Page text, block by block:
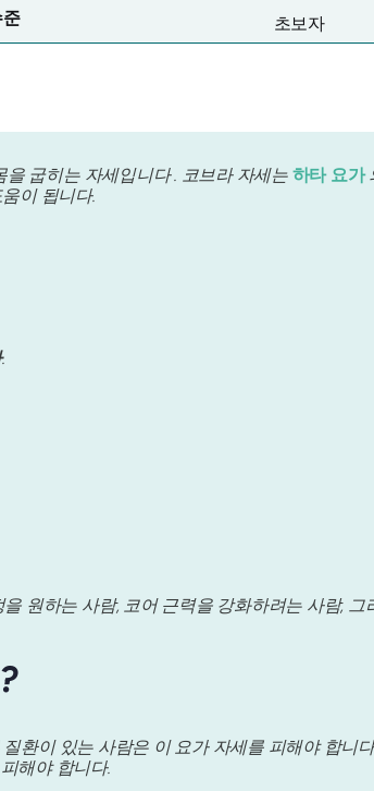
준 초보자
을 굽히는 자세입니다 . 코브라 자세는 하타 요가
이 됩니다.
.
원하는 사람, 코어 근력을 강화하려는 사람, 그
환이 있는 사람은 이 요가 자세를 피해야 합니
해야 합니다.